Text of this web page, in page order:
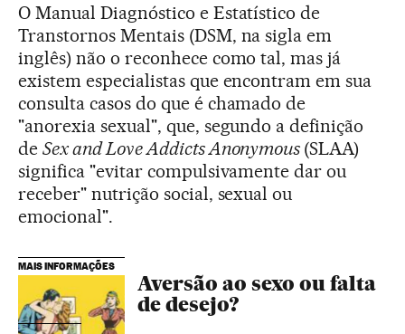
O Manual Diagnóstico e Estatístico de
Transtornos Mentais (DSM, na sigla em
inglês) não o reconhece como tal, mas já
existem especialistas que encontram em sua
consulta casos do que é chamado de
"anorexia sexual", que, segundo a definição
de Sex and Love Addicts Anonymous (SLAA)
significa "evitar compulsivamente dar ou
receber" nutrição social, sexual ou
emocional".
MAIS INFORMAÇÕES
Aversão ao sexo ou falta
de desejo?